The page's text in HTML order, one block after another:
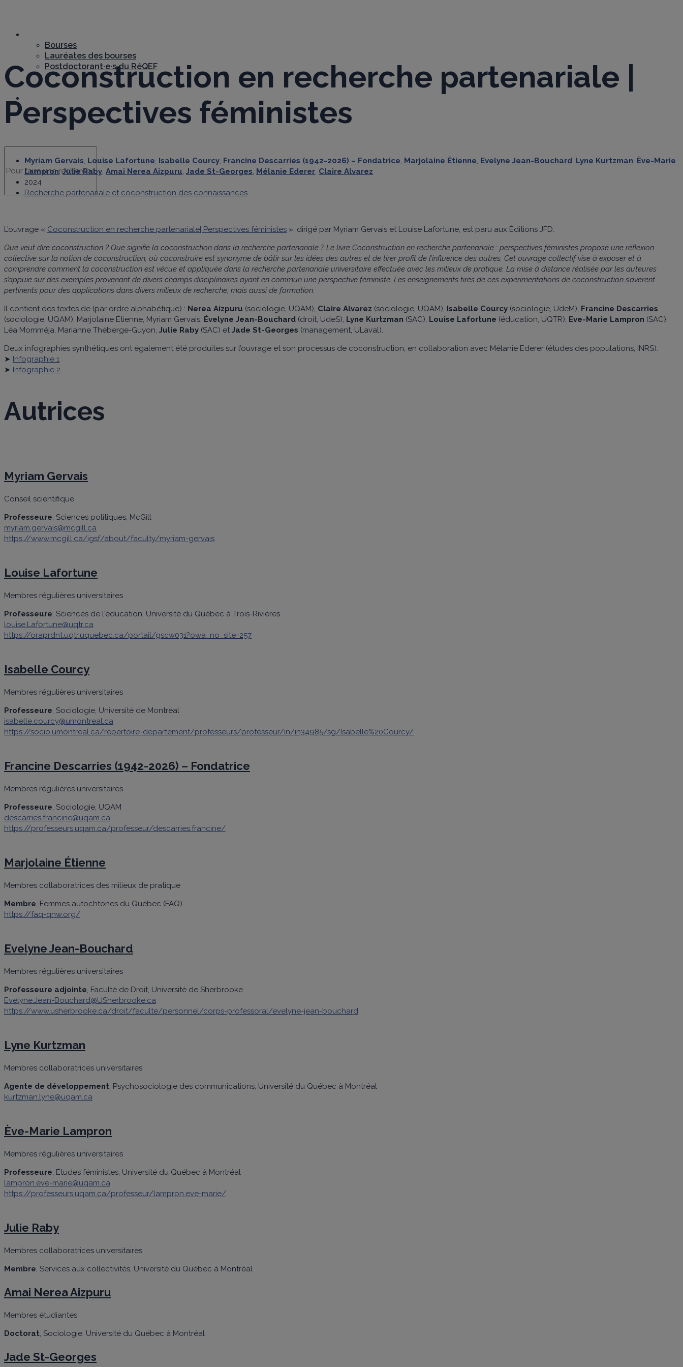
Bourses
Lauréates des bourses
Postdoctorant·e·s du RéQEF
Coconstruction en recherche partenariale |
Perspectives féministes
Myriam Gervais Louise Lafortune Isabelle Courcy Francine Descarries (1942-2026) – Fondatrice Marjolaine Étienne Evelyne Jean-Bouchard Lyne Kurtzman Ève-Marie
Lampron,Julie Raby Amai Nerea Aizpuru Jade St-Georges Mélanie Ederer Claire Alvarez
2024
Recherche partenariale et coconstruction des connaissances
L’ouvrage « Coconstruction en recherche partenariale| Perspectives féministes », dirigé par Myriam Gervais et Louise Lafortune, est paru aux Éditions JFD.
Que veut dire coconstruction ? Que signifie la coconstruction dans la recherche partenariale ? Le livre Coconstruction en recherche partenariale : perspectives féministes propose une réflexion
collective sur la notion de coconstruction, où coconstruire est synonyme de bâtir sur les idées des autres et de tirer profit de l’influence des autres. Cet ouvrage collectif vise à exposer et à
comprendre comment la coconstruction est vécue et appliquée dans la recherche partenariale universitaire effectuée avec les milieux de pratique. La mise à distance réalisée par les auteures
s’appuie sur des exemples provenant de divers champs disciplinaires ayant en commun une perspective féministe. Les enseignements tirés de ces expérimentations de coconstruction s’avèrent
pertinents pour des applications dans divers milieux de recherche, mais aussi de formation.
Il contient des textes de (par ordre alphabétique) : Nerea Aizpuru (sociologie, UQAM), Claire Alvarez (sociologie, UQAM), Isabelle Courcy (sociologie, UdeM), Francine Descarries
(sociologie, UQAM), Marjolaine Étienne, Myriam Gervais, Évelyne Jean-Bouchard (droit, UdeS), Lyne Kurtzman (SAC), Louise Lafortune (éducation, UQTR), Eve-Marie Lampron (SAC),
Léa Momméja, Marianne Théberge-Guyon, Julie Raby (SAC) et Jade St-Georges (management, ULaval).
Deux infographies synthétiques ont également été produites sur l’ouvrage et son processus de coconstruction, en collaboration avec Mélanie Ederer (études des populations, INRS).
➤ Infographie 1
➤ Infographie 2
Autrices
Myriam Gervais
Conseil scientifique
Professeure , Sciences politiques, McGill
myriam.gervais@mcgill.ca
https://www.mcgill.ca/igsf/about/faculty/myriam-gervais
Louise Lafortune
Membres régulières universitaires
Professeure , Sciences de l'éducation, Université du Québec à Trois-Rivières
louise.Lafortune@uqtr.ca
https://oraprdnt.uqtr.uquebec.ca/portail/gscw031?owa_no_site=257
Isabelle Courcy
Membres régulières universitaires
Professeure , Sociologie, Université de Montréal
isabelle.courcy@umontreal.ca
https://socio.umontreal.ca/repertoire-departement/professeurs/professeur/in/in34985/sg/Isabelle%20Courcy/
Francine Descarries (1942-2026) – Fondatrice
Membres régulières universitaires
Professeure , Sociologie, UQAM
descarries.francine@uqam.ca
https://professeurs.uqam.ca/professeur/descarries.francine/
Marjolaine Étienne
Membres collaboratrices des milieux de pratique
Membre , Femmes autochtones du Québec (FAQ)
https://faq-qnw.org/
Evelyne Jean-Bouchard
Membres régulières universitaires
Professeure adjointe , Faculté de Droit, Université de Sherbrooke
Evelyne.Jean-Bouchard@USherbrooke.ca
https://www.usherbrooke.ca/droit/faculte/personnel/corps-professoral/evelyne-jean-bouchard
Lyne Kurtzman
Membres collaboratrices universitaires
Agente de développement , Psychosociologie des communications, Université du Québec à Montréal
kurtzman.lyne@uqam.ca
Ève-Marie Lampron
Membres régulières universitaires
Professeure , Études féministes, Université du Québec à Montréal
lampron.eve-marie@uqam.ca
https://professeurs.uqam.ca/professeur/lampron.eve-marie/
Julie Raby
Membres collaboratrices universitaires
Membre , Services aux collectivités, Université du Québec à Montréal
Amai Nerea Aizpuru
Membres étudiantes
Doctorat , Sociologie, Université du Québec à Montréal
Jade St-Georges